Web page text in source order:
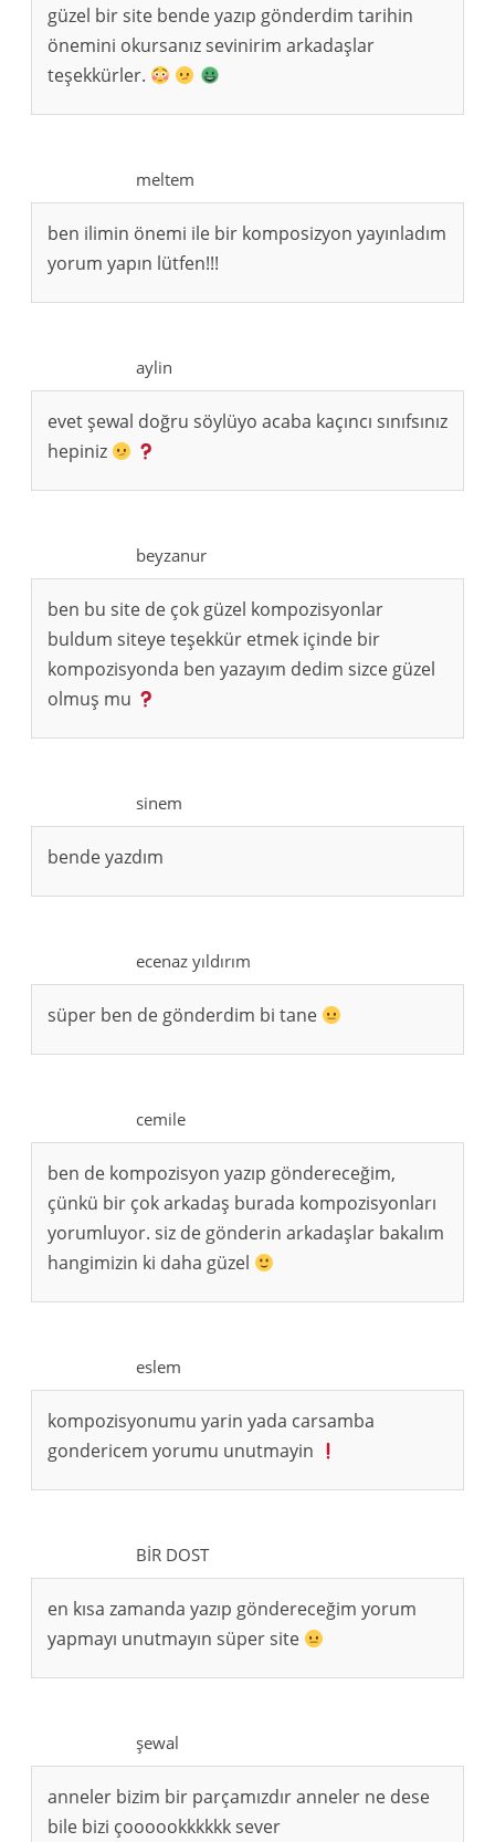
güzel bir site bende yazıp gönderdim tarihin
önemini okursanız sevinirim arkadaşlar
teşekkürler.
meltem
ben ilimin önemi ile bir komposizyon yayınladım
yorum yapın lütfen!!!
aylin
evet şewal doğru söylüyo acaba kaçıncı sınıfsınız
hepiniz
beyzanur
ben bu site de çok güzel kompozisyonlar
buldum siteye teşekkür etmek içinde bir
kompozisyonda ben yazayım dedim sizce güzel
olmuş mu
sinem
bende yazdım
ecenaz yıldırım
süper ben de gönderdim bi tane
cemile
ben de kompozisyon yazıp göndereceğim,
çünkü bir çok arkadaş burada kompozisyonları
yorumluyor. siz de gönderin arkadaşlar bakalım
hangimizin ki daha güzel
eslem
kompozisyonumu yarin yada carsamba
gondericem yorumu unutmayin
BİR DOST
en kısa zamanda yazıp göndereceğim yorum
yapmayı unutmayın süper site
şewal
anneler bizim bir parçamızdır anneler ne dese
bile bizi çoooookkkkkk sever